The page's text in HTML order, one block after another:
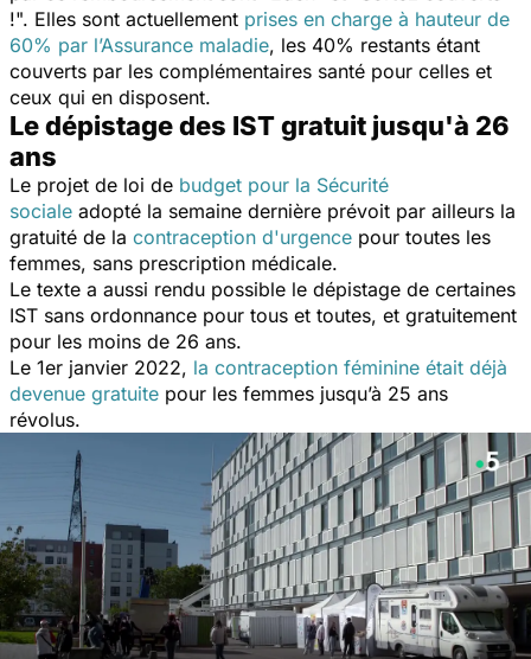
!". Elles sont actuellement prises en charge à hauteur de
60% par l’Assurance maladie, les 40% restants étant
couverts par les complémentaires santé pour celles et
ceux qui en disposent.
Le dépistage des IST gratuit jusqu'à 26
ans
Le projet de loi de budget pour la Sécurité
sociale adopté la semaine dernière prévoit par ailleurs la
gratuité de la contraception d'urgence pour toutes les
femmes, sans prescription médicale.
Le texte a aussi rendu possible le dépistage de certaines
IST sans ordonnance pour tous et toutes, et gratuitement
pour les moins de 26 ans.
Le 1er janvier 2022, la contraception féminine était déjà
devenue gratuite pour les femmes jusqu’à 25 ans
révolus.